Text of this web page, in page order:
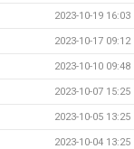
2023-10-19 16:03
2023-10-17 09:12
2023-10-10 09:48
2023-10-07 15:25
2023-10-05 13:25
2023-10-04 13:25